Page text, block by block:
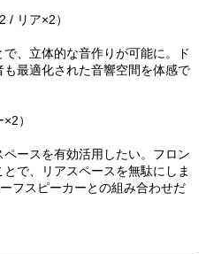
/ リア×2）
、立体的な音作りが可能に。ド
最適化された音響空間を体感で
）
ースを有効活用したい。フロン
で、リアスペースを無駄にしま
フスピーカーとの組み合わせだ